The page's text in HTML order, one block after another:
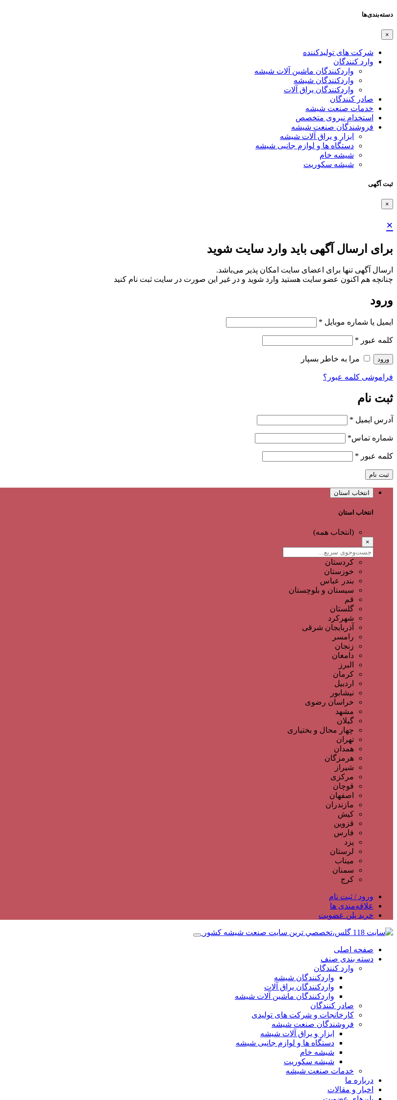
دسته‌بندی‌ها
×
شرکت های تولیدکننده
وارد کنندگان
واردکنندگان ماشین آلات شیشه
واردکنندگان شیشه
واردکنندگان یراق آلات
صادر کنندگان
خدمات صنعت شیشه
استخدام نیروی متخصص
فروشندگان صنعت شیشه
ابزار و یراق آلات شیشه
دستگاه ها و لوازم جانبی شیشه
شیشه خام
شیشه سکوریت
ثبت آگهی
×
×
برای ارسال آگهی باید وارد سایت شوید
ارسال آگهی تنها برای اعضای سایت امکان پذیر می‌باشد.
چنانچه هم‌ اکنون عضو سایت هستید وارد شوید و در غیر این صورت در سایت ثبت نام کنید
ورود
ایمیل یا شماره موبایل *
کلمه عبور *
ورود مرا به خاطر بسپار
فراموشی کلمه عبور؟
ثبت نام
آدرس ایمیل *
شماره تماس*
کلمه عبور *
ثبت نام
انتخاب استان
انتخاب استان
(انتخاب همه)
×
کردستان
خوزستان
بندر عباس
سیستان و بلوچستان
قم
گلستان
شهرکرد
آذربایجان شرقی
رامسر
زنجان
دامغان
البرز
کرمان
اردبیل
نیشابور
خراسان رضوی
مشهد
گیلان
چهار محال و بختیاری
تهران
همدان
هرمزگان
شیراز
مرکزی
قوچان
اصفهان
مازندران
کیش
قزوین
فارس
یزد
لرستان
میناب
سمنان
کرج
ورود / ثبت نام
علاقه‌مندی ها
خرید پلن عضویت
صفحه اصلی
دسته بندی صنف
وارد کنندگان
واردکنندگان شیشه
واردکنندگان یراق آلات
واردکنندگان ماشین آلات شیشه
صادر کنندگان
کارخانجات و شرکت های تولیدی
فروشندگان صنعت شیشه
ابزار و یراق آلات شیشه
دستگاه ها و لوازم جانبی شیشه
شیشه خام
شیشه سکوریت
خدمات صنعت شیشه
درباره ما
اخبار و مقالات